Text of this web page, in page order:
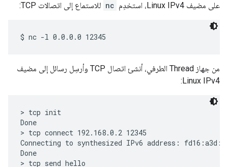
على مضيف Linux IPv4، استخدِم nc للاستماع إلى اتصالات TCP:
من جهاز Thread الطرفي، أنشئ اتصال TCP وأرسِل رسائل إلى مضيف
Linux IPv4:
> tcp init
Done
> tcp connect 192.168.0.2 12345
Connecting to synthesized IPv6 address:
Done